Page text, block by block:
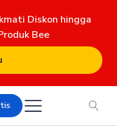
Diskon hingga
Bee